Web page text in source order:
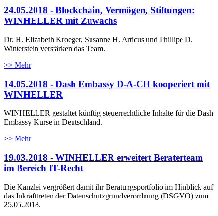
24.05.2018 - Blockchain, Vermögen, Stiftungen:
WINHELLER mit Zuwachs
Dr. H. Elizabeth Kroeger, Susanne H. Articus und Phillipe D.
Winterstein verstärken das Team.
>> Mehr
14.05.2018 - Dash Embassy D-A-CH kooperiert mit
WINHELLER
WINHELLER gestaltet künftig steuerrechtliche Inhalte für die Dash
Embassy Kurse in Deutschland.
>> Mehr
19.03.2018 - WINHELLER erweitert Beraterteam
im Bereich IT-Recht
Die Kanzlei vergrößert damit ihr Beratungsportfolio im Hinblick auf
das Inkrafttreten der Datenschutzgrundverordnung (DSGVO) zum
25.05.2018.